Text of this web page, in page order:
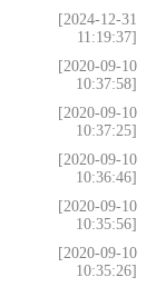
[2024-12-31
11:19:37]
[2020-09-10
10:37:58]
[2020-09-10
10:37:25]
[2020-09-10
10:36:46]
[2020-09-10
10:35:56]
[2020-09-10
10:35:26]